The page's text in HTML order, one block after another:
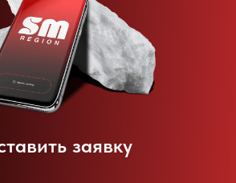
заявку